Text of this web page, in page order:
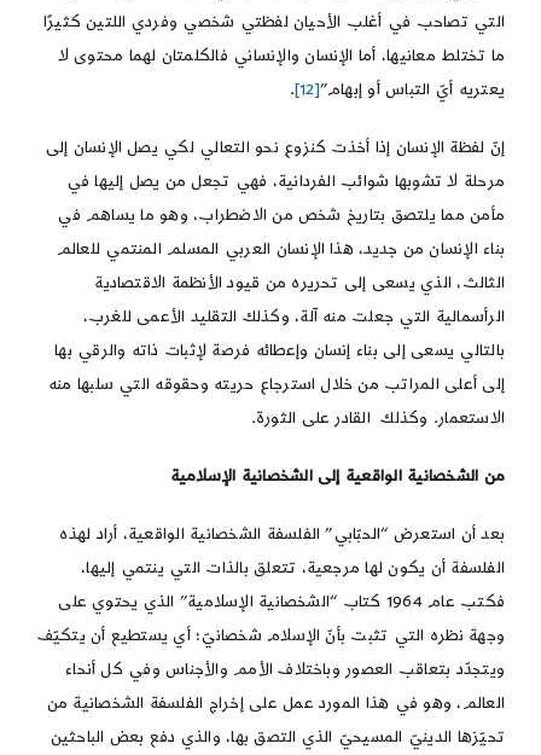
التي تصاحب في أغلب الأحيان لفظتي شخصي وفردي اللتين كثيرًا
ما تختلط معانيها، أما الإنسان والإنساني فالكلمتان لهما محتوى لا
يعتريه أيّ التباس أو إبهام”[12]
.
إنّ لفظة الإنسان إذا أخذت كنزوع نحو التعالي لكي يصل الإنسان إلى
مرحلة لا تشوبها شوائب الفردانية، فهي تجعل من يصل إليها في
مأمن مما يلتصق بتاريخ شخص من الاضطراب، وهو ما يساهم في
بناء الإنسان من جديد، هذا الإنسان العربي المسلم المنتمي للعالم
الثالث، الذي يسعى إلى تحريره من قيود الأنظمة الاقتصادية
الرأسمالية التي جعلت منه آلة، وكذلك التقليد الأعمى للغرب،
بالتالي يسعى إلى بناء إنسان وإعطائه فرصة لإثبات ذاته والرقي بها
إلى أعلى المراتب من خلال استرجاع حريته وحقوقه التي سلبها منه
الاستعمار. وكذلك القادر على الثورة.
من الشخصانية الواقعية إلى الشخصانية الإسلامية
بعد أن استعرض “الحبّابي” الفلسفة الشخصانية الواقعية، أراد لهذه
الفلسفة أن يكون لها مرجعية، تتعلق بالذات التي ينتمي إليها،
فكتب عام 1964 كتاب “الشخصانية الإسلامية” الذي يحتوي على
وجهة نظره التي تثبت بأنّ الإسلام شخصانيّ؛ أي يستطيع أن يتكيّف
ويتجدّد بتعاقب العصور وباختلاف الأمم والأجناس وفي كل أنحاء
العالم، وهو في هذا المورد عمل على إخراج الفلسفة الشخصانية من
تحيّزها الدينيّ المسيحيّ الذي التصق بها، والذي دفع بعض الباحثين